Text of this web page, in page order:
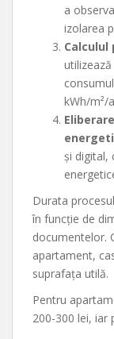
a
izolarea
kWh/m²/
și digital,
Durata
în funcție de
documentelor.
apartament,
suprafața utilă.
Pentru
200-300 lei, iar